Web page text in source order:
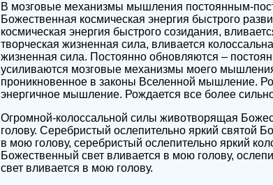
В мозговые механизмы мышления постоянным-
Божественная космическая энергия быстрого
космическая энергия быстрого созидания,
творческая жизненная сила, вливается
жизненная сила. Постоянно обновляются –
усиливаются мозговые механизмы моего
проникновенное в законы Вселенной мышление.
энергичное мышление. Рождается все более
Огромной-колоссальной силы животворящая
голову. Серебристый ослепительно яркий святой
в мою голову, серебристый ослепительно яркий
Божественный свет вливается в мою голову,
свет вливается в мою голову.